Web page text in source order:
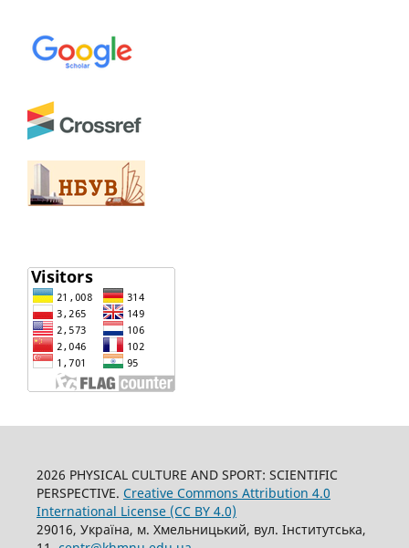
2026 PHYSICAL CULTURE AND SPORT: SCIENTIFIC
PERSPECTIVE. Creative Commons Attribution 4.0
International License (CC BY 4.0)
29016, Україна, м. Хмельницький, вул. Інститутська,